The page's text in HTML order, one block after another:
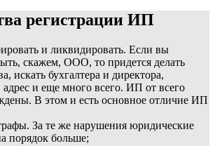
регистрации ИП
и ликвидировать. Если вы
скажем, ООО, то придется делать
искать бухгалтера и директора,
и еще много всего. ИП от всего
В этом и есть основное отличие ИП
За те же нарушения юридические
порядок больше;